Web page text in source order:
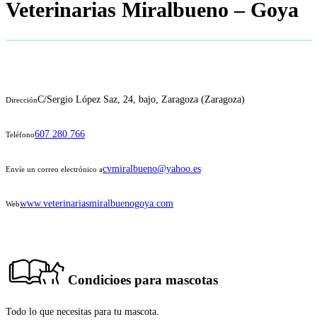
Veterinarias Miralbueno – Goya
DirecciónC/Sergio López Saz, 24, bajo, Zaragoza (Zaragoza)
Teléfono607 280 766
Envíe un correo electrónico acvmiralbueno@yahoo.es
Webwww.veterinariasmiralbuenogoya.com
Condicioes para mascotas
Todo lo que necesitas para tu mascota.